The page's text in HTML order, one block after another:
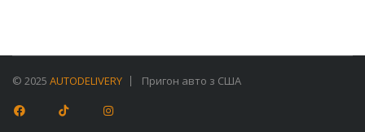
© 2025 AUTODELIVERY Пригон авто з США